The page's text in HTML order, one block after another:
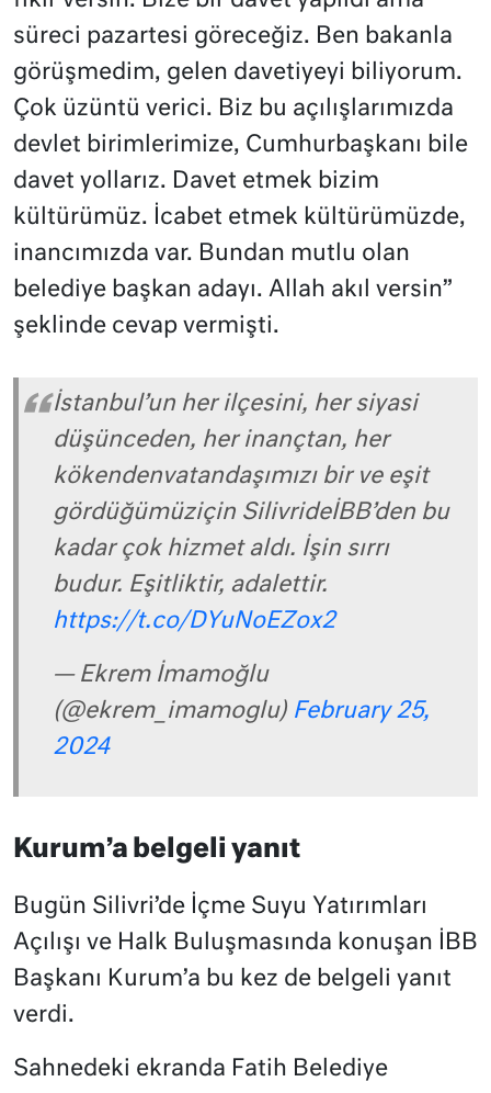
süreci pazartesi göreceğiz. Ben bakanla
görüşmedim, gelen davetiyeyi biliyorum.
Çok üzüntü verici. Biz bu açılışlarımızda
devlet birimlerimize, Cumhurbaşkanı bile
davet yollarız. Davet etmek bizim
kültürümüz. İcabet etmek kültürümüzde,
inancımızda var. Bundan mutlu olan
belediye başkan adayı. Allah akıl versin”
şeklinde cevap vermişti.
İstanbul’un her ilçesini, her siyasi
düşünceden, her inançtan, her
kökendenvatandaşımızı bir ve eşit
gördüğümüziçin SilivrideİBB’den bu
kadar çok hizmet aldı. İşin sırrı
budur. Eşitliktir, adalettir.
https://t.co/DYuNoEZox2
— Ekrem İmamoğlu
(@ekrem_imamoglu) February 25,
2024
Kurum’a belgeli yanıt
Bugün Silivri’de İçme Suyu Yatırımları
Açılışı ve Halk Buluşmasında konuşan İBB
Başkanı Kurum’a bu kez de belgeli yanıt
verdi.
Sahnedeki ekranda Fatih Belediye